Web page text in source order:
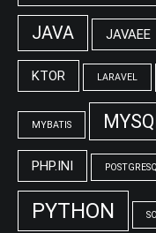
JAVA JAVAEE
KTOR LARAVEL
MYBATIS
PHP.INI
PYTHON